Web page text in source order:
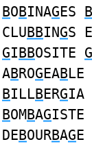
BOBINAGES B
CLUBBINGS E
GIBBOSITE G
ABROGEABLE
BILLBERGIA
BOMBAGISTE
DEBOURBAGE